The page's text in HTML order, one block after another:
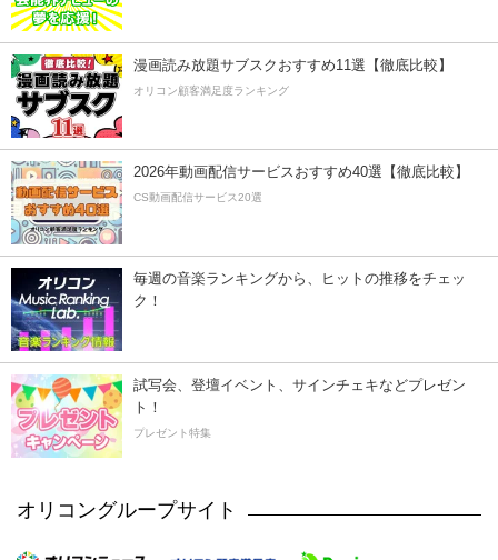
漫画読み放題サブスクおすすめ11選【徹底比較】
オリコン顧客満足度ランキング
2026年動画配信サービスおすすめ40選【徹底比較】
CS動画配信サービス20選
毎週の音楽ランキングから、ヒットの推移をチェッ
ク！
試写会、登壇イベント、サインチェキなどプレゼン
ト！
プレゼント特集
オリコングループサイト